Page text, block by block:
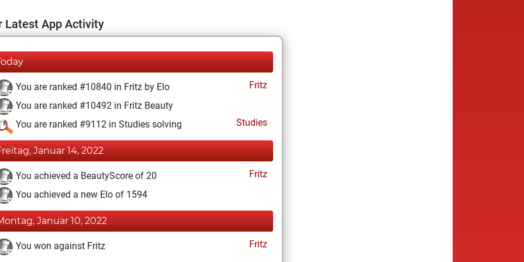
Latest App Activity
You are ranked #10840 in Fritz by Elo
Fritz
You are ranked #10492 in Fritz Beauty
You are ranked #9112 in Studies solving
Studies
Januar 14, 2022
You achieved a BeautyScore of 20
Fritz
You achieved a new Elo of 1594
Januar 10, 2022
You won against Fritz Fritz